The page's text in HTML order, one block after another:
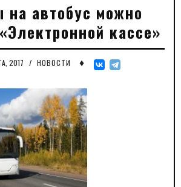
на автобус можно
кассе»
2017 / НОВОСТИ ♦